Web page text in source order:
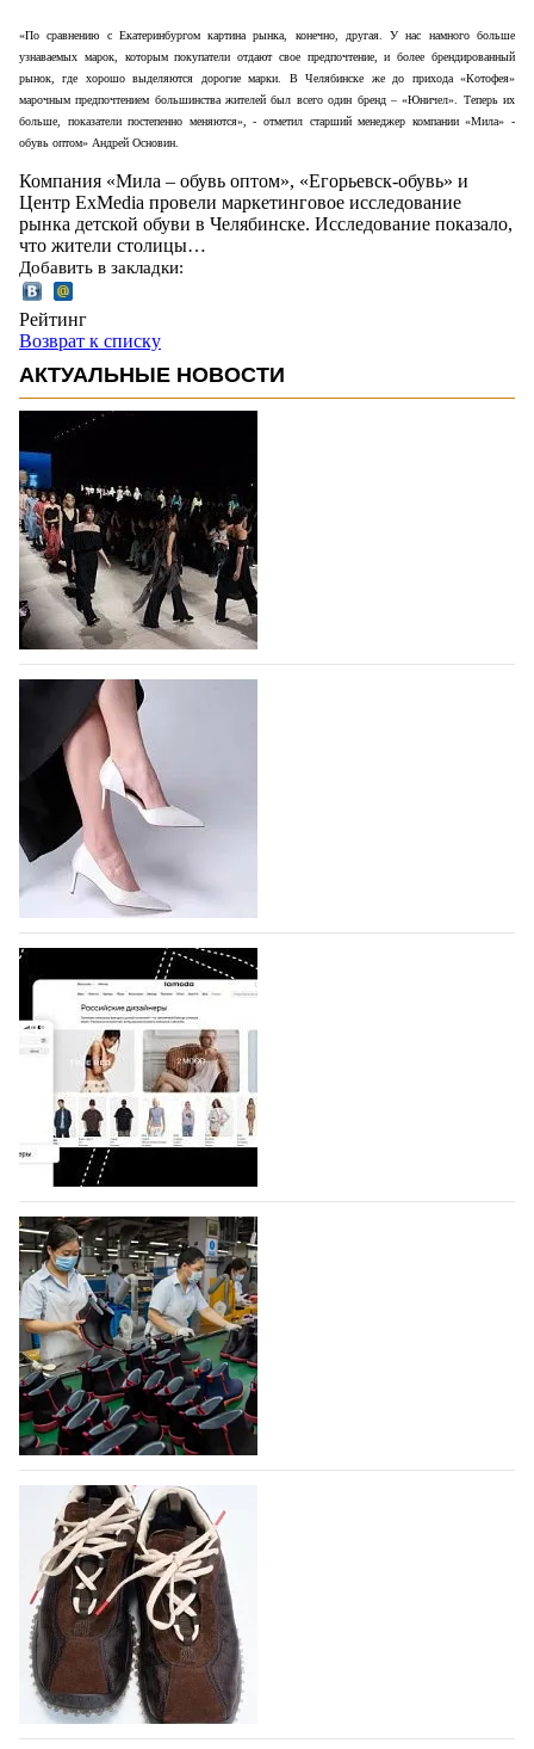
«По сравнению с Екатеринбургом картина рынка, конечно, другая. У нас намного больше
узнаваемых марок, которым покупатели отдают свое предпочтение, и более брендированный
рынок, где хорошо выделяются дорогие марки. В Челябинске же до прихода «Котофея»
марочным предпочтением большинства жителей был всего один бренд – «Юничел». Теперь их
больше, показатели постепенно меняются», - отметил старший менеджер компании «Мила» -
обувь оптом» Андрей Основин.
Компания «Мила – обувь оптом», «Егорьевск-обувь» и
Центр ExMedia провели маркетинговое исследование
рынка детской обуви в Челябинске. Исследование показало,
что жители столицы…
Добавить в закладки:
Рейтинг
Возврат к списку
АКТУАЛЬНЫЕ НОВОСТИ
На участие в Московской неделе моды
подано 1047 заявок
На участие в седьмой Московской неделе моды,
которая пройдет в российской столице с 26 сентября
по 1 октября, уже подано 1047 заявок. Примерно
половину из них (494) прислали дизайнеры,
коллекции которых не были представлены в…
07.08.2026 582
BALLINA представит свои новинки на Euro
Shoes
Компания BALLINA Guangzhou Lihuang Footwear
Co., Ltd., основанная в 2011 году и расположенная в
Гуанчжоу, столице моды Китая, является
профессиональной обувной компанией,
объединяющей разработку, производство и…
07.08.2026 435
На платформе Lamoda - новый раздел и
условия продвижения локальных
дизайнерских марок
Российский маркетплейс Lamoda решил обновить
раздел для продажи продукции локальных
дизайнерских марок одежды, обуви и аксессуаров.
Бренды также получат маркетинговую…
06.08.2026 594
Объем мирового производства обуви в
2025 году практически не увеличился
В 2025 году мировое производство обуви
практически не изменилось, зафиксировав
незначительный рост на 0,1% до 24,6 млрд пар, -
данные опубликованы в аналитическом вестнике
«Всемирный ежегодник обуви 2026», Португальской
ассоциацией…